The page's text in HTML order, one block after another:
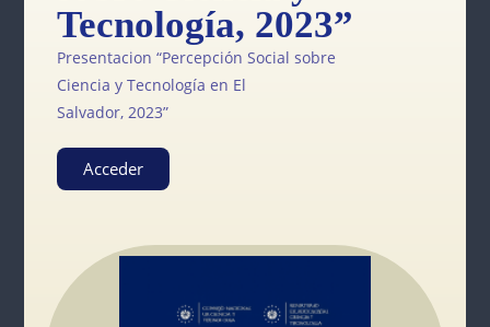
Tecnología, 2023”
Presentacion “Percepción Social sobre
Ciencia y Tecnología en El
Salvador, 2023”
Acceder